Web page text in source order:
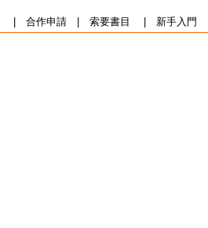
合作申請| 索要書目 新手入門